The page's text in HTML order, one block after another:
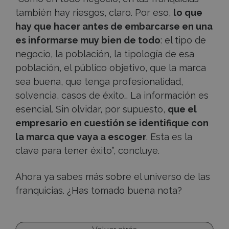
también hay riesgos, claro. Por eso, lo que
hay que hacer antes de embarcarse en una
es informarse muy bien de todo: el tipo de
negocio, la población, la tipología de esa
población, el público objetivo, que la marca
sea buena, que tenga profesionalidad,
solvencia, casos de éxito… La información es
esencial. Sin olvidar, por supuesto, que el
empresario en cuestión se identifique con
la marca que vaya a escoger. Esta es la
clave para tener éxito”, concluye.
Ahora ya sabes más sobre el universo de las
franquicias. ¿Has tomado buena nota?